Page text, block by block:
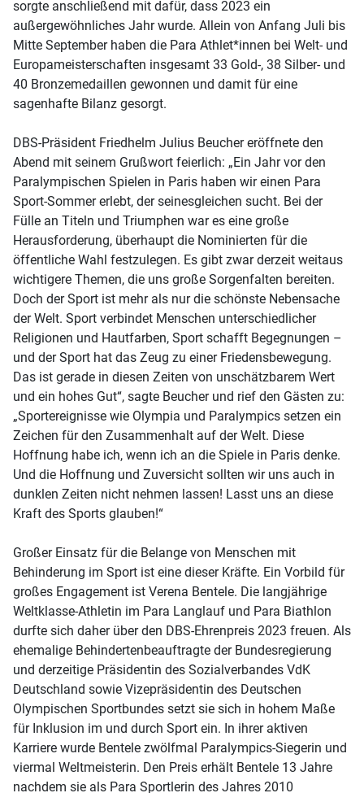
sorgte anschließend mit dafür, dass 2023 ein
außergewöhnliches Jahr wurde. Allein von Anfang Juli bis
Mitte September haben die Para Athlet*innen bei Welt- und
Europameisterschaften insgesamt 33 Gold-, 38 Silber- und
40 Bronzemedaillen gewonnen und damit für eine
sagenhafte Bilanz gesorgt.
DBS-Präsident Friedhelm Julius Beucher eröffnete den
Abend mit seinem Grußwort feierlich: „Ein Jahr vor den
Paralympischen Spielen in Paris haben wir einen Para
Sport-Sommer erlebt, der seinesgleichen sucht. Bei der
Fülle an Titeln und Triumphen war es eine große
Herausforderung, überhaupt die Nominierten für die
öffentliche Wahl festzulegen. Es gibt zwar derzeit weitaus
wichtigere Themen, die uns große Sorgenfalten bereiten.
Doch der Sport ist mehr als nur die schönste Nebensache
der Welt. Sport verbindet Menschen unterschiedlicher
Religionen und Hautfarben, Sport schafft Begegnungen –
und der Sport hat das Zeug zu einer Friedensbewegung.
Das ist gerade in diesen Zeiten von unschätzbarem Wert
und ein hohes Gut“, sagte Beucher und rief den Gästen zu:
„Sportereignisse wie Olympia und Paralympics setzen ein
Zeichen für den Zusammenhalt auf der Welt. Diese
Hoffnung habe ich, wenn ich an die Spiele in Paris denke.
Und die Hoffnung und Zuversicht sollten wir uns auch in
dunklen Zeiten nicht nehmen lassen! Lasst uns an diese
Kraft des Sports glauben!“
Großer Einsatz für die Belange von Menschen mit
Behinderung im Sport ist eine dieser Kräfte. Ein Vorbild für
großes Engagement ist Verena Bentele. Die langjährige
Weltklasse-Athletin im Para Langlauf und Para Biathlon
durfte sich daher über den DBS-Ehrenpreis 2023 freuen. Als
ehemalige Behindertenbeauftragte der Bundesregierung
und derzeitige Präsidentin des Sozialverbandes VdK
Deutschland sowie Vizepräsidentin des Deutschen
Olympischen Sportbundes setzt sie sich in hohem Maße
für Inklusion im und durch Sport ein. In ihrer aktiven
Karriere wurde Bentele zwölfmal Paralympics-Siegerin und
viermal Weltmeisterin. Den Preis erhält Bentele 13 Jahre
nachdem sie als Para Sportlerin des Jahres 2010